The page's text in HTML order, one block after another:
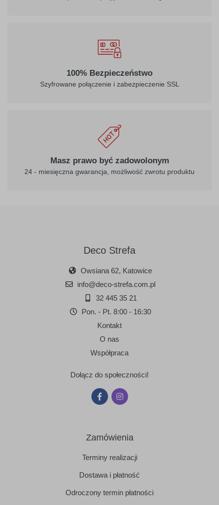
100% Bezpieczeństwo
Szyfrowane połączenie i zabezpieczenie SSL
Masz prawo być zadowolonym
24 - miesięczna gwarancja, możliwość zwrotu produktu
Deco Strefa
Owsiana 62, Katowice
info@deco-strefa.com.pl
32 445 35 21
Pon. - Pt. 8:00 - 16:30
Kontakt
O nas
Współpraca
Dołącz do społeczności!
Zamówienia
Terminy realizacji
Dostawa i płatność
Odroczony termin płatności